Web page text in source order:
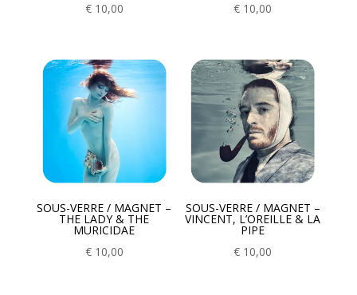
€10,00
€ 10,00
SOUS-VERRE / MAGNET –
THE LADY & THE
MURICIDAE
€10,00
SOUS-VERRE / MAGNET –
VINCENT, L’OREILLE & LA
PIPE
€ 10,00